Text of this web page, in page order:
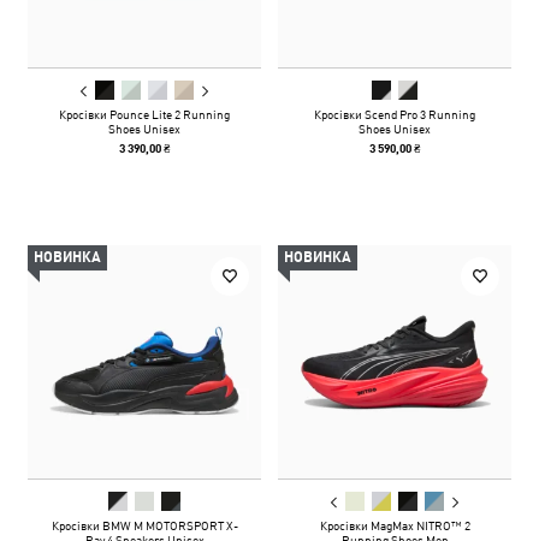
Кросівки Pounce Lite 2 Running
Shoes Unisex
3 390,00 ₴
Кросівки Scend Pro 3 Running
Shoes Unisex
3 590,00 ₴
НОВИНКА
Кросівки BMW M MOTORSPORT X-
НОВИНКА
Кросівки MagMax NITRO™ 2